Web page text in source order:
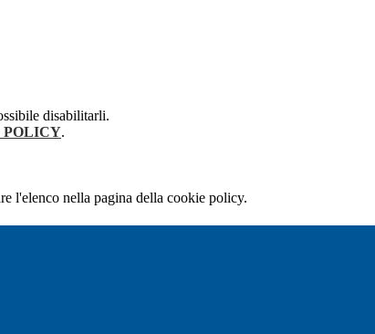
disabilitarli.
POLICY.
l'elenco nella pagina della cookie policy.